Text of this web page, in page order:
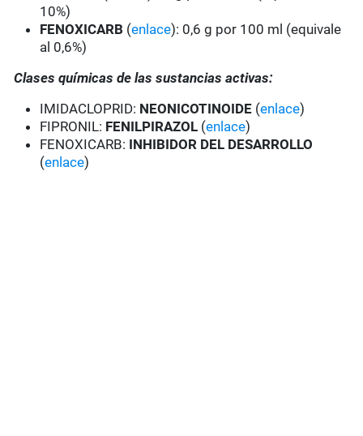
10%)
FENOXICARB (enlace): 0,6 g por 100 ml (equivale
al 0,6%)
Clases químicas de las sustancias activas:
IMIDACLOPRID: NEONICOTINOIDE (enlace)
FIPRONIL: FENILPIRAZOL (enlace)
FENOXICARB: INHIBIDOR DEL DESARROLLO
(enlace)